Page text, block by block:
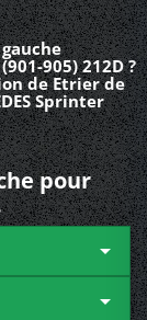
905) 212D ?
de Etrier de
Sprinter
pour

